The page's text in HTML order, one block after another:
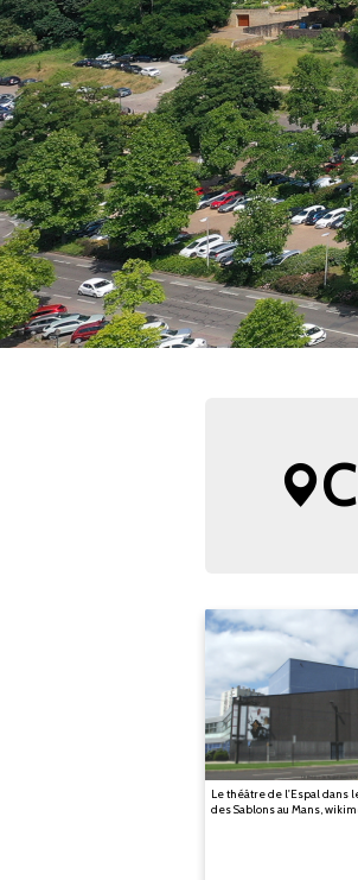
Le théâtre de l'Espal dans
des Sablons au Mans,